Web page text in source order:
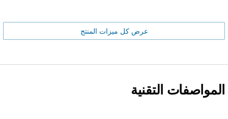
عرض كل ميزات المنتج
المواصفات التقنية